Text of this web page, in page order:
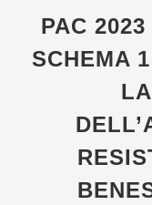
PAC
SCHEMA